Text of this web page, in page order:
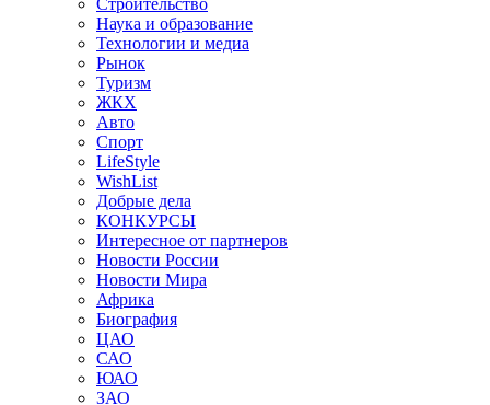
Строительство
Наука и образование
Технологии и медиа
Рынок
Туризм
ЖКХ
Авто
Спорт
LifeStyle
WishList
Добрые дела
КОНКУРСЫ
Интересное от партнеров
Новости России
Новости Мира
Африка
Биография
ЦАО
САО
ЮАО
ЗАО